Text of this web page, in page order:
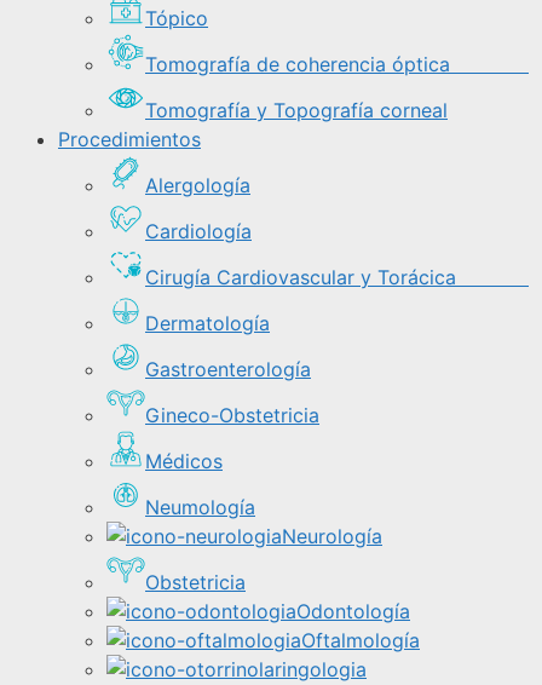
Tópico
Tomografía de coherencia óptica
Tomografía y Topografía corneal
Procedimientos
Alergología
Cardiología
Cirugía Cardiovascular y Torácica
Dermatología
Gastroenterología
Gineco-Obstetricia
Médicos
Neumología
Neurología
Obstetricia
Odontología
Oftalmología